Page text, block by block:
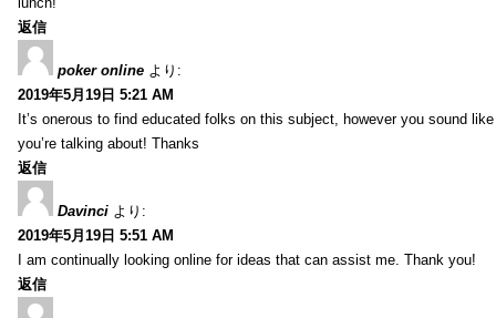
返信
poker online より:
2019年5月19日 5:21 AM
It’s onerous to find educated folks on this subject, however you sound
you’re talking about! Thanks
返信
Davinci より:
2019年5月19日 5:51 AM
I am continually looking online for ideas that can assist me. Thank you!
返信